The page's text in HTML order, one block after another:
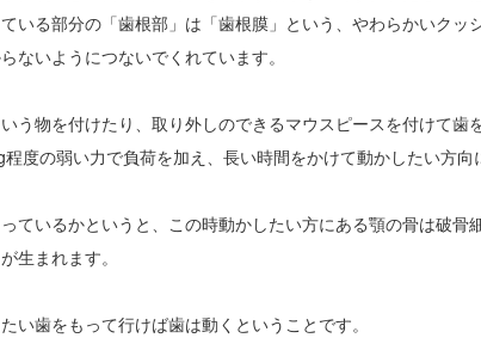
いる部分の「歯根部」は「歯根膜」という、やわらかいクッ
ないようにつないでくれています。
う物を付けたり、取り外しのできるマウスピースを付けて歯
度の弱い力で負荷を加え、長い時間をかけて動かしたい方
ているかというと、この時動かしたい方にある顎の骨は破骨
生まれます。
い歯をもって行けば歯は動くということです。